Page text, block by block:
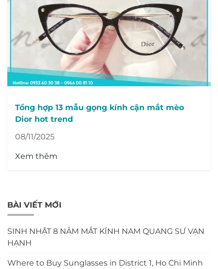
Tổng hợp 13 mẫu gọng kính cận mắt mèo
Dior hot trend
08/11/2025
Xem thêm
BÀI VIẾT MỚI
SINH NHẬT 8 NĂM MẮT KÍNH NAM QUANG SƯ VẠN
HẠNH
Where to Buy Sunglasses in District 1, Ho Chi Minh